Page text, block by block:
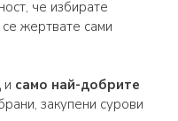
че избирате
жертвате сами
и само най-добрите
закупени сурови